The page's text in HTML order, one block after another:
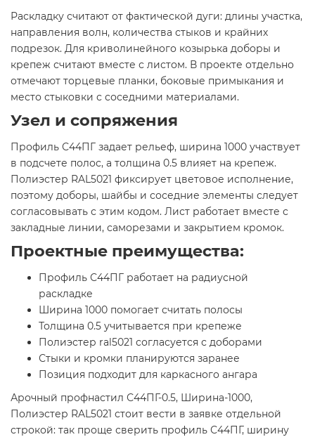
Раскладку считают от фактической дуги: длины участка,
направления волн, количества стыков и крайних
подрезок. Для криволинейного козырька доборы и
крепеж считают вместе с листом. В проекте отдельно
отмечают торцевые планки, боковые примыкания и
место стыковки с соседними материалами.
Узел и сопряжения
Профиль С44ПГ задает рельеф, ширина 1000 участвует
в подсчете полос, а толщина 0.5 влияет на крепеж.
Полиэстер RAL5021 фиксирует цветовое исполнение,
поэтому доборы, шайбы и соседние элементы следует
согласовывать с этим кодом. Лист работает вместе с
закладные линии, саморезами и закрытием кромок.
Проектные преимущества:
Профиль С44ПГ работает на радиусной
раскладке
Ширина 1000 помогает считать полосы
Толщина 0.5 учитывается при крепеже
Полиэстер ral5021 согласуется с доборами
Стыки и кромки планируются заранее
Позиция подходит для каркасного ангара
Арочный профнастил С44ПГ-0.5, Ширина-1000,
Полиэстер RAL5021 стоит вести в заявке отдельной
строкой: так проще сверить профиль С44ПГ, ширину